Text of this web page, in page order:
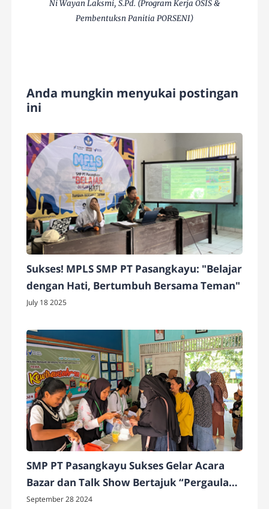
Ni Wayan Laksmi, S.Pd. (Program Kerja OSIS &
Pembentuksn Panitia PORSENI)
Anda mungkin menyukai postingan
ini
Sukses! MPLS SMP PT Pasangkayu: "Belajar
dengan Hati, Bertumbuh Bersama Teman"
July 18 2025
SMP PT Pasangkayu Sukses Gelar Acara
Bazar dan Talk Show Bertajuk “Pergaulan
Bebas di Kalangan Remaja”, dalam Rangka
September 28 2024